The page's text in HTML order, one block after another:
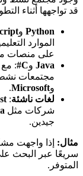
قد تواجهها أثناء
Python و
الموارد
على منصات
Java وC# : مع
مجتمعات
وMicrosoft
.
لغات ناشئة:
شركات مثل
جيدين.
مثال: إذا واجهت
سريعًا عبر البحث
المتوفر.